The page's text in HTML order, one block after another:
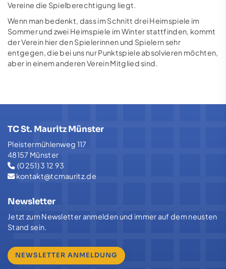
Vereine die Spielberechtigung liegt.
Wenn man bedenkt, dass im Schnitt drei Heimspiele im
Sommer und zwei Heimspiele im Winter stattfinden, kommt
der Verein hier den Spielerinnen und Spielern sehr
entgegen, die bei uns nur Punktspiele absolvieren möchten,
aber in einem anderen Verein Mitglied sind.
TC St. Mauritz Münster
Pleistermühlenweg 117
48157 Münster
(0251) 3 12 93
kontakt@tcmauritz.de
Newsletter
Jetzt zum Newsletter anmelden und immer auf dem neusten
Stand sein.
NEWSLETTER ANMELDUNG